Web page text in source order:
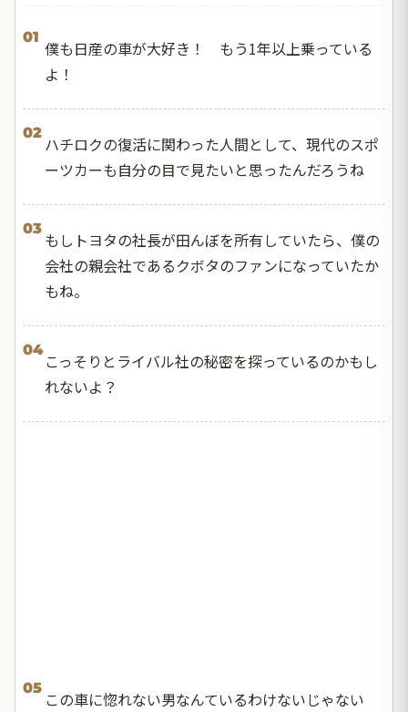
01
僕も日産の車が大好き！ もう1年以上乗っている
よ！
02
ハチロクの復活に関わった人間として、現代のスポ
ーツカーも自分の目で見たいと思ったんだろうね
03
もしトヨタの社長が田んぼを所有していたら、僕の
会社の親会社であるクボタのファンになっていたか
もね。
04
こっそりとライバル社の秘密を探っているのかもし
れないよ？
05
この車に惚れない男なんているわけないじゃない